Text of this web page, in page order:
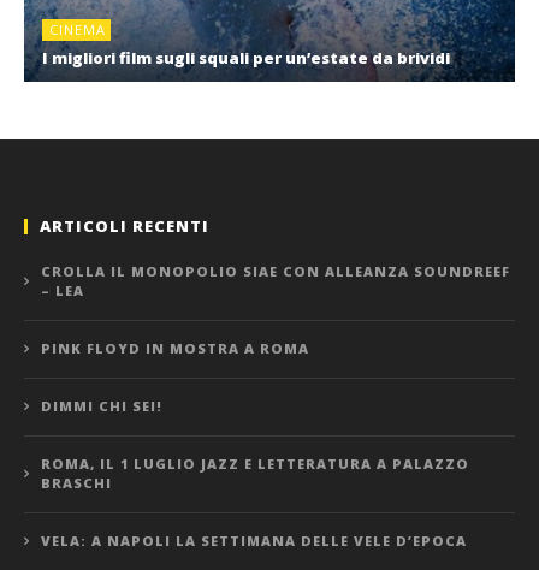
CINEMA
I migliori film sugli squali per un’estate da brividi
ARTICOLI RECENTI
CROLLA IL MONOPOLIO SIAE CON ALLEANZA SOUNDREEF
– LEA
PINK FLOYD IN MOSTRA A ROMA
DIMMI CHI SEI!
ROMA, IL 1 LUGLIO JAZZ E LETTERATURA A PALAZZO
BRASCHI
VELA: A NAPOLI LA SETTIMANA DELLE VELE D’EPOCA